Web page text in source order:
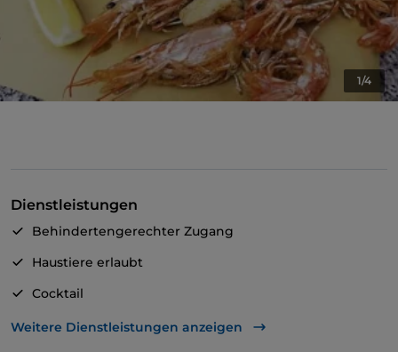
1/4
Dienstleistungen
Behindertengerechter Zugang
Haustiere erlaubt
Cocktail
Es wird Englisch gesprochen
Weitere Dienstleistungen anzeigen